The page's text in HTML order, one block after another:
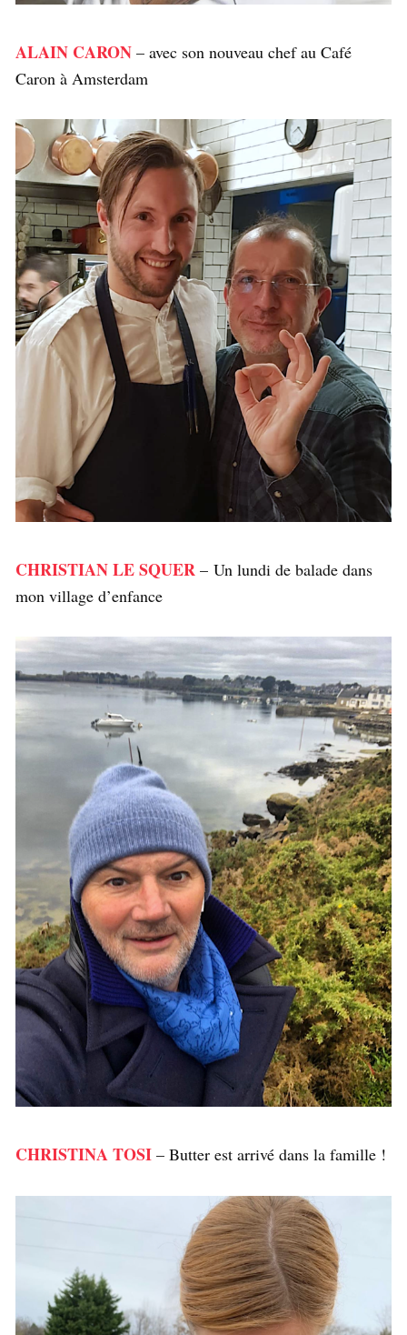
ALAIN CARON – avec son nouveau chef au Café
Caron à Amsterdam
CHRISTIAN LE SQUER – Un lundi de balade dans
mon village d’enfance
CHRISTINA TOSI – Butter est arrivé dans la famille !